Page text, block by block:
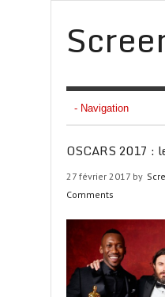
OSCARS 2017 :
27 février 2017 by
Comments